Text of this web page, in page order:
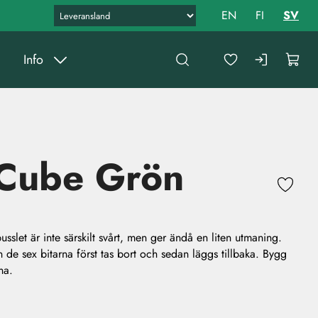
Info
EN FI SV
Grön
är inte särskilt svårt, men ger ändå en liten utmaning.
de sex bitarna först tas bort och sedan läggs tillbaka. Bygg